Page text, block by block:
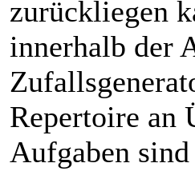
zurückliegen
innerhalb der
Repertoire an
Aufgaben